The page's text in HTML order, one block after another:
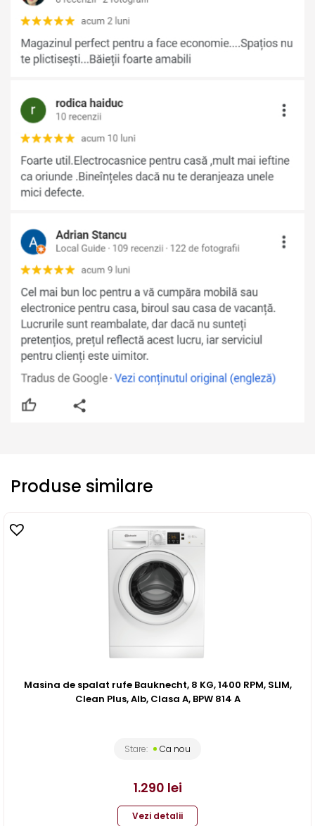
Produse similare
Masina de spalat rufe Bauknecht, 8 KG, 1400 RPM, SLIM,
Clean Plus, Alb, Clasa A, BPW 814 A
Stare: Ca nou
1.290 lei
Vezi detalii